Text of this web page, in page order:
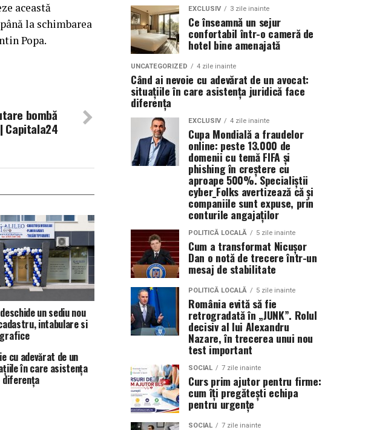
această
la schimbarea
Popa.
bombă
Capitala24
un sediu nou
intabulare si
cu adevărat de un
în care asistența
diferența
EXCLUSIV 3 zile inainte
Ce înseamnă un sejur
confortabil într-o cameră de
hotel bine amenajată
UNCATEGORIZED 4 zile inainte
Când ai nevoie cu adevărat de un avocat:
situațiile în care asistența juridică face
diferența
EXCLUSIV 4 zile inainte
Cupa Mondială a fraudelor
online: peste 13.000 de
domenii cu temă FIFA și
phishing în creștere cu
aproape 500%. Specialiștii
cyber_Folks avertizează că și
companiile sunt expuse, prin
conturile angajaților
POLITICĂ LOCALĂ 5 zile inainte
Cum a transformat Nicușor
Dan o notă de trecere într-un
mesaj de stabilitate
POLITICĂ LOCALĂ 5 zile inainte
România evită să fie
retrogradată în „JUNK”. Rolul
decisiv al lui Alexandru
Nazare, în trecerea unui nou
test important
SOCIAL 7 zile inainte
Curs prim ajutor pentru firme:
cum îți pregătești echipa
pentru urgențe
SOCIAL 7 zile inainte